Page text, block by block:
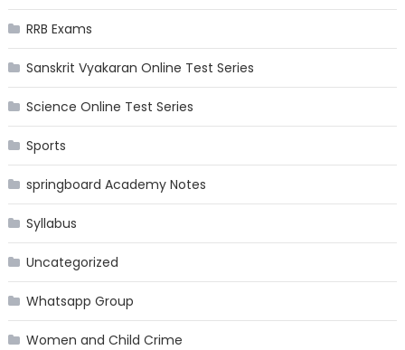
RRB Exams
Sanskrit Vyakaran Online Test Series
Science Online Test Series
Sports
springboard Academy Notes
Syllabus
Uncategorized
Whatsapp Group
Women and Child Crime